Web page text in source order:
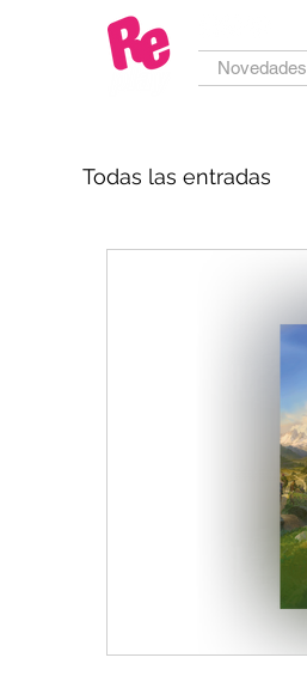
Novedades
Todas las entradas